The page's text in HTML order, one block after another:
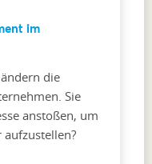
im
die
Sie
anstoßen, um